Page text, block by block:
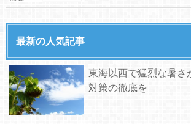
最新の人気記事
東海以西で猛烈な暑さ
対策の徹底を